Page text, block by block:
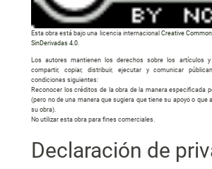
Esta obra está bajo una licencia internacionalCreative
SinDerivadas 4.0
Los autores mantienen los derechos sobre los artículos
compartir, copiar, distribuir, ejecutar y comunicar
condiciones siguientes:
Reconocer los créditos de la obra de la manera especificada
(pero no de una manera que sugiera que tiene su apoyo o que
su obra).
No utilizar esta obra para fines comerciales.
Declaración de